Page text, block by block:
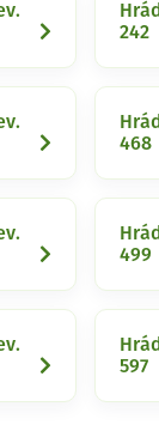
242
468
499
597